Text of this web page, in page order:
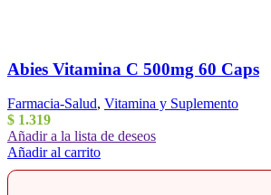
Abies Vitamina C 500mg 60 Caps
Farmacia-Salud, Vitamina y Suplemento
$ 1.319
Añadir a la lista de deseos
Añadir al carrito